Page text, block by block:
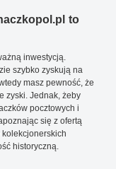
to
inwestycją.
szybko zyskują na
masz pewność, że
zyski. Jednak, żeby
pocztowych i
się z ofertą
historyczną.